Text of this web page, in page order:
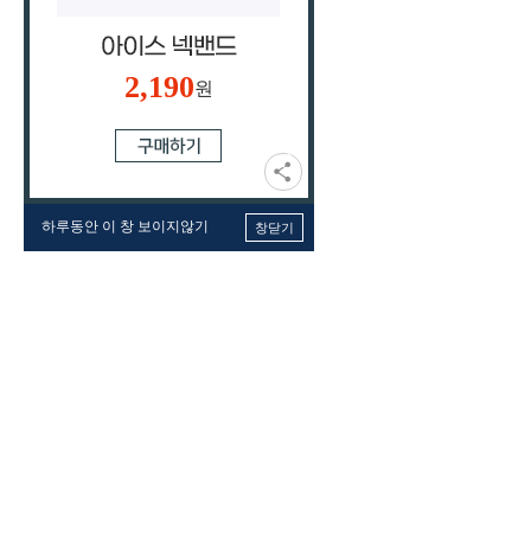
2,190원
하루동안 이 창 보이지않기 창닫기